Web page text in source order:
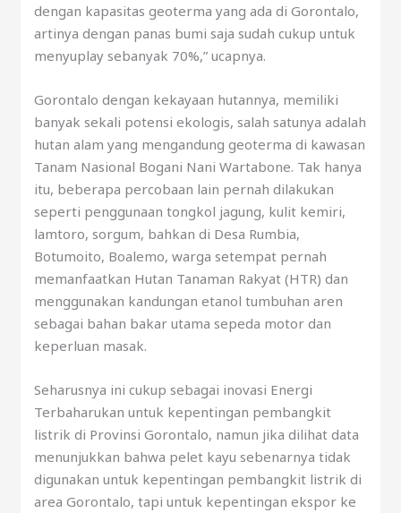
dengan kapasitas geoterma yang ada di Gorontalo,
artinya dengan panas bumi saja sudah cukup untuk
menyuplay sebanyak 70%,” ucapnya.
Gorontalo dengan kekayaan hutannya, memiliki
banyak sekali potensi ekologis, salah satunya adalah
hutan alam yang mengandung geoterma di kawasan
Tanam Nasional Bogani Nani Wartabone. Tak hanya
itu, beberapa percobaan lain pernah dilakukan
seperti penggunaan tongkol jagung, kulit kemiri,
lamtoro, sorgum, bahkan di Desa Rumbia,
Botumoito, Boalemo, warga setempat pernah
memanfaatkan Hutan Tanaman Rakyat (HTR) dan
menggunakan kandungan etanol tumbuhan aren
sebagai bahan bakar utama sepeda motor dan
keperluan masak.
Seharusnya ini cukup sebagai inovasi Energi
Terbaharukan untuk kepentingan pembangkit
listrik di Provinsi Gorontalo, namun jika dilihat data
menunjukkan bahwa pelet kayu sebenarnya tidak
digunakan untuk kepentingan pembangkit listrik di
area Gorontalo, tapi untuk kepentingan ekspor ke